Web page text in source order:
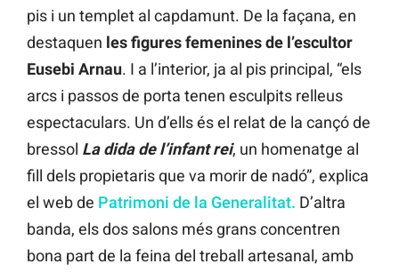
pis i un templet al capdamunt. De la façana, en
destaquen les figures femenines de l’escultor
Eusebi Arnau. I a l’interior, ja al pis principal, “els
arcs i passos de porta tenen esculpits relleus
espectaculars. Un d’ells és el relat de la cançó de
bressol La dida de l’infant rei, un homenatge al
fill dels propietaris que va morir de nadó”, explica
el web de Patrimoni de la Generalitat. D’altra
banda, els dos salons més grans concentren
bona part de la feina del treball artesanal, amb